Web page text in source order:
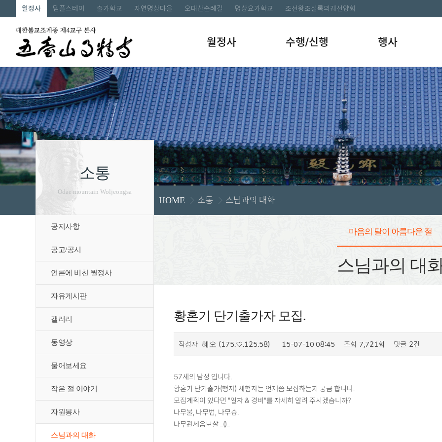
월정사 템플스테이 출가학교 자연명상마을 오대산순례길 명상요가학교 조선왕조실록의궤선양회
월정사 수행/신행 행사
소통
Odae mountain Woljeongsa
공지사항
공고/공시
언론에 비친 월정사
자유게시판
갤러리
동영상
물어보세요
작은 절 이야기
자원봉사
스님과의 대화
HOME 소통 스님과의 대화
마음의 달이 아름다운 절
스님과의 대
황혼기 단기출가자 모집.
작성자 혜오 (175.♡.125.58) 15-07-10 08:45 조회 7,721회 댓글 2건
57세의 남성 입니다.
황혼기 단기출가(행자) 체험자는 언제쯤 모집하는지 궁금 합니다.
모집계획이 있다면 "일자 & 경비"를 자세히 알려 주시겠습니까?
나무불, 나무법, 나무승.
나무관세음보살 _()_